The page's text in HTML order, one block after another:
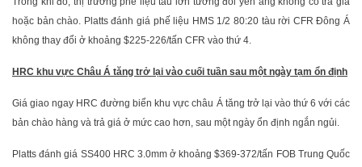
hoặc bản chào. Platts đánh giá phế liệu HMS 1/2 80:20 tàu rời CFR Đông Á
không thay đổi ở khoảng $225-226/tấn CFR vào thứ 4.
HRC khu vực Châu Á tăng trở lại vào cuối tuần sau một ngày tạm ổn định
Giá giao ngay HRC đường biển khu vực châu Á tăng trở lại vào thứ 6 với các
bản chào hàng và trả giá ở mức cao hơn, sau một ngày ổn định ngắn ngủi.
Platts đánh giá SS400 HRC 3.0mm ở khoảng $369-372/tấn FOB Trung Quốc